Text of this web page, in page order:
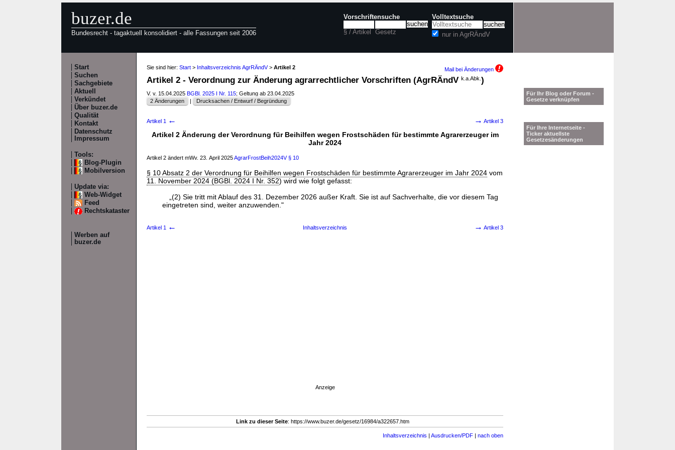
buzer.de
Bundesrecht - tagaktuell konsolidiert - alle Fassungen seit 2006
Vorschriftensuche
§ / Artikel Gesetz
Volltextsuche
nur in AgrRÄndV
Start
Suchen
Sachgebiete
Aktuell
Verkündet
Über buzer.de
Qualität
Kontakt
Datenschutz
Impressum
Tools:
Blog-Plugin
Mobilversion
Update via:
Web-Widget
Feed
Rechtskataster
Werben auf
buzer.de
Sie sind hier: Start > Inhaltsverzeichnis AgrRÄndV> Artikel 2 Mail bei Änderungen
Artikel 2 - Verordnung zur Änderung agrarrechtlicher Vorschriften (AgrRÄndV k.a.Abk. )
V. v. 15.04.2025 BGBl. 2025 I Nr. 115; Geltung ab 23.04.2025
2 Änderungen
| Drucksachen / Entwurf / Begründung
Artikel 1 ← → Artikel 3
Artikel 2 Änderung der Verordnung für Beihilfen wegen Frostschäden für bestimmte Agrarerzeuger im
Jahr 2024
Artikel 2 ändert mWv. 23. April 2025AgrarFrostBeih2024V § 10
§ 10 Absatz 2 der Verordnung für Beihilfen wegen Frostschäden für bestimmte Agrarerzeuger im Jahr 2024 vom
11. November 2024 (BGBl. 2024 I Nr. 352) wird wie folgt gefasst:
„(2) Sie tritt mit Ablauf des 31. Dezember 2026 außer Kraft. Sie ist auf Sachverhalte, die vor diesem Tag
eingetreten sind, weiter anzuwenden."
Artikel 1 ← Inhaltsverzeichnis → Artikel 3
Anzeige
Link zu dieser Seite: https://www.buzer.de/gesetz/16984/a322657.htm
Inhaltsverzeichnis | Ausdrucken/PDF | nach oben
Für Ihr Blog oder Forum -
Gesetze verknüpfen
Für Ihre Internetseite -
Ticker aktuellste
Gesetzesänderungen